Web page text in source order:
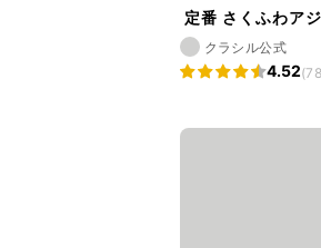
定番 さくふわア
クラシル公式
4.52